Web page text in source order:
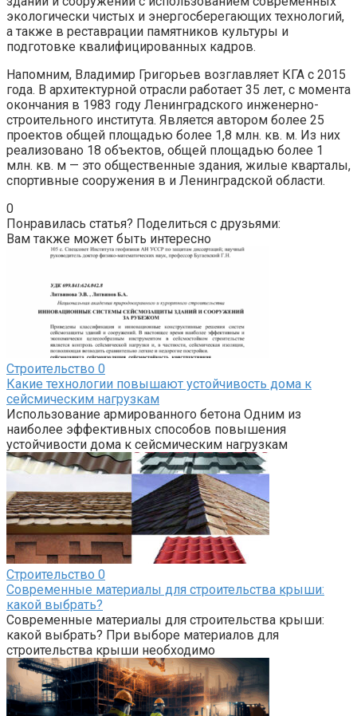
экологически чистых и энергосберегающих технологий,
а также в реставрации памятников культуры и
подготовке квалифицированных кадров.
Напомним, Владимир Григорьев возглавляет КГА с 2015
года. В архитектурной отрасли работает 35 лет, с момента
окончания в 1983 году Ленинградского инженерно-
строительного института. Является автором более 25
проектов общей площадью более 1,8 млн. кв. м. Из них
реализовано 18 объектов, общей площадью более 1
млн. кв. м — это общественные здания, жилые кварталы,
спортивные сооружения в и Ленинградской области.
0
Понравилась статья? Поделиться с друзьями:
Вам также может быть интересно
Строительство 0
Какие технологии повышают устойчивость дома к
сейсмическим нагрузкам
Использование армированного бетона Одним из
наиболее эффективных способов повышения
устойчивости дома к сейсмическим нагрузкам
Строительство 0
Современные материалы для строительства крыши:
какой выбрать?
Современные материалы для строительства крыши:
какой выбрать? При выборе материалов для
строительства крыши необходимо